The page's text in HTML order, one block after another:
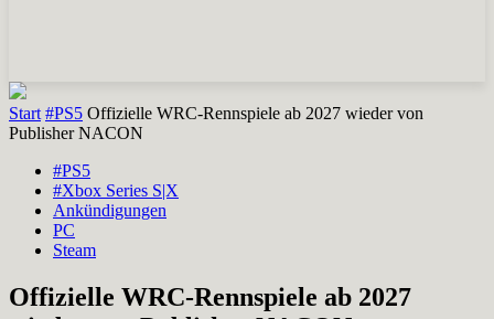
Start #PS5 Offizielle WRC-Rennspiele ab 2027 wieder von
Publisher NACON
#PS5
#Xbox Series S|X
Ankündigungen
PC
Steam
Offizielle WRC-Rennspiele ab 2027